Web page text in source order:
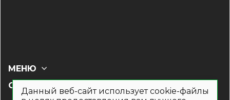
СОЦ СЕТИ
МЕНЮ
Данный веб-сайт использует cookie-файлы